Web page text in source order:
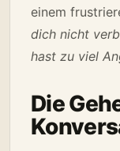
einem
dich nicht
hast zu viel
Die